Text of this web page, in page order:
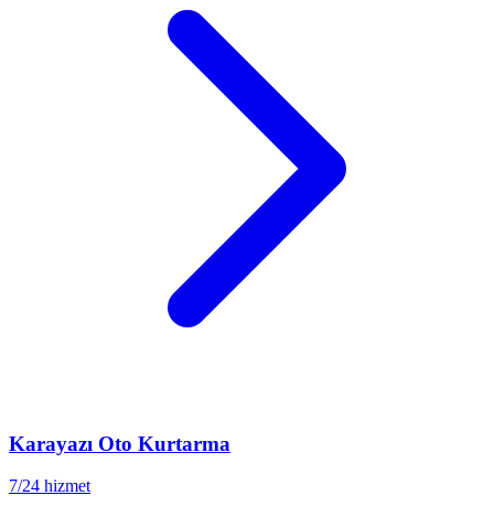
Karayazı Oto Kurtarma
7/24 hizmet